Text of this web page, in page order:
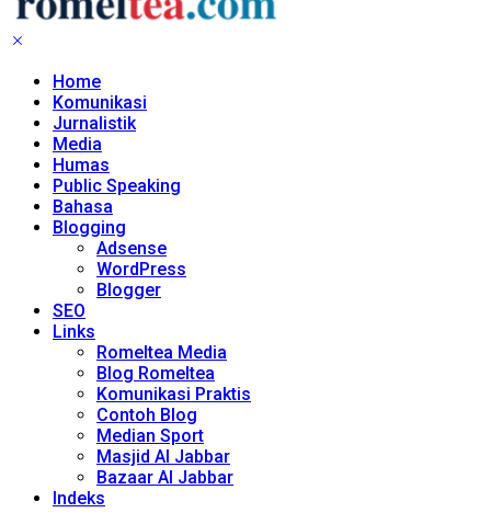
Home
Komunikasi
Jurnalistik
Media
Humas
Public Speaking
Bahasa
Blogging
Adsense
WordPress
Blogger
SEO
Links
Romeltea Media
Blog Romeltea
Komunikasi Praktis
Contoh Blog
Median Sport
Masjid Al Jabbar
Bazaar Al Jabbar
Indeks